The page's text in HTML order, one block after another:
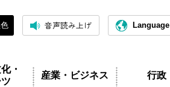
音声読み上げ Language
・
産業・ビジネス 行政